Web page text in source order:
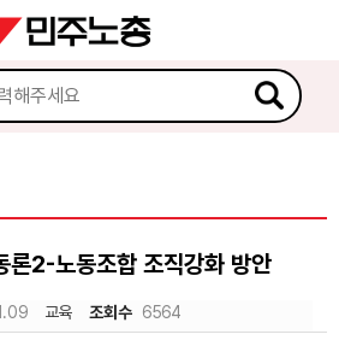
론2-노동조합 조직강화 방안
교육 조회수 6564
스케치북5
스케치북5